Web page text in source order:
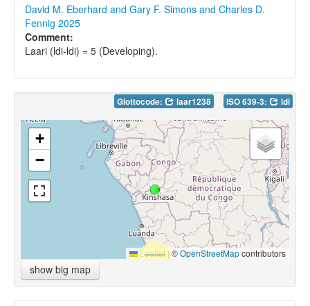
David M. Eberhard and Gary F. Simons and Charles D.
Fennig 2025
Comment:
Laari (ldi-ldi) = 5 (Developing).
Glottocode: laar1238 ISO 639-3: ldi
+
−
Leaflet |©OpenStreetMapcontributors
show big map